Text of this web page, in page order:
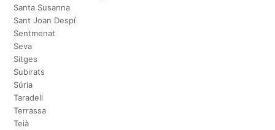
Santa Susanna
Sant Joan Despí
Sentmenat
Seva
Sitges
Subirats
Súria
Taradell
Terrassa
Teià